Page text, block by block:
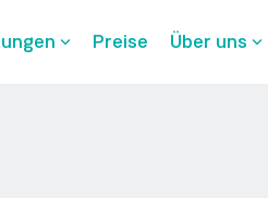
Preise Über uns